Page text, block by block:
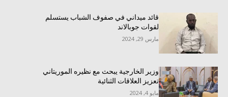
قائد ميداني في صفوف الشباب يستسلم
لقوات جوبالاند
مارس 29, 2024
وزير الخارجية يبحث مع نظيره الموريتاني
تعزيز العلاقات الثنائية
مايو 4, 2024